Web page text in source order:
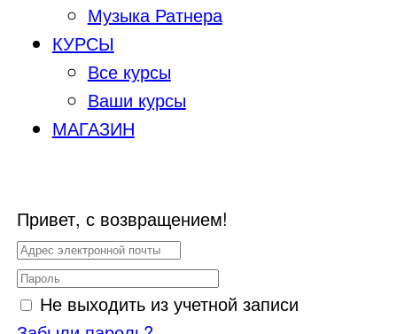
Музыка Ратнера
КУРСЫ
Все курсы
Ваши курсы
МАГАЗИН
Привет, с возвращением!
Не выходить из учетной записи